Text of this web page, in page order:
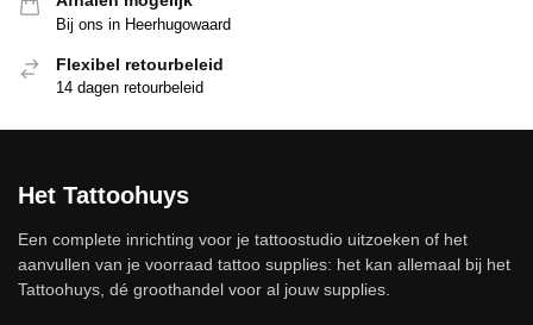
Bij ons in Heerhugowaard
Flexibel retourbeleid
14 dagen retourbeleid
Het Tattoohuys
Een complete inrichting voor je tattoostudio uitzoeken of het
aanvullen van je voorraad tattoo supplies: het kan allemaal bij het
Tattoohuys, dé groothandel voor al jouw supplies.